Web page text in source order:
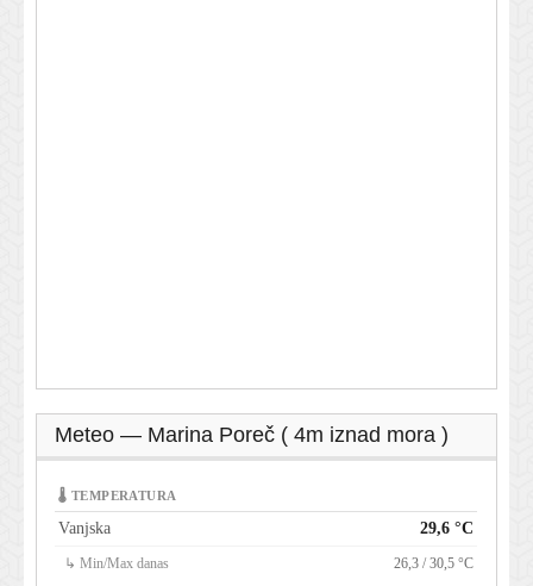
Meteo — Marina Poreč ( 4m iznad mora )
🌡 TEMPERATURA
Vanjska 29,6 °C
↳ Min/Max danas 26,3 / 30,5 °C